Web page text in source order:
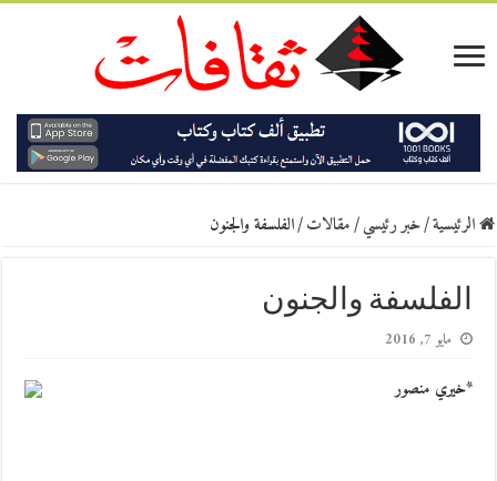
الرئيسية/خبر رئيسي/مقالات/الفلسفة والجنون
الفلسفة والجنون
مايو 7, 2016
*خيري منصور